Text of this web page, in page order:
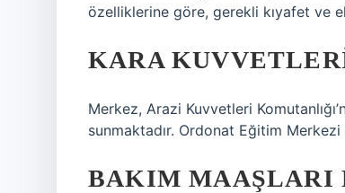
özelliklerine göre, gerekli kıyafet ve
KARA
Merkez, Arazi Kuvvetleri
sunmaktadır. Ordonat Eğitim
BAKIM MAAŞLARI